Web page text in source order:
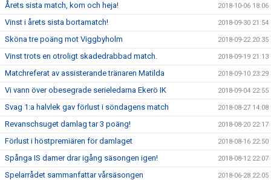
Årets sista match, kom och heja! 2018-10-06 18:06
Vinst i årets sista bortamatch! 2018-09-30 21:54
Sköna tre poäng mot Viggbyholm 2018-09-22 20:35
Vinst trots en otroligt skadedrabbad match. 2018-09-19 21:13
Matchreferat av assisterande tränaren Matilda 2018-09-10 23:29
Vi vann över obesegrade serieledarna Ekerö IK 2018-09-04 22:55
Svag 1:a halvlek gav förlust i söndagens match 2018-08-27 14:08
Revanschsuget damlag tar 3 poäng! 2018-08-20 22:17
Förlust i höstpremiären för damlaget 2018-08-16 22:50
Spånga IS damer drar igång säsongen igen! 2018-08-12 22:07
Spelarrådet sammanfattar vårsäsongen 2018-06-28 22:05